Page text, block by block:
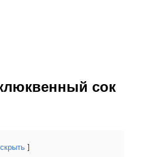
сок
скрыть